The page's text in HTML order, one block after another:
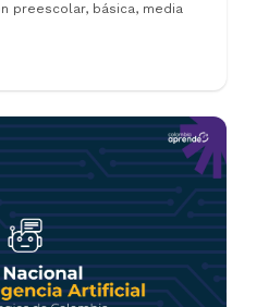
para transformar
preescolar, básica, media